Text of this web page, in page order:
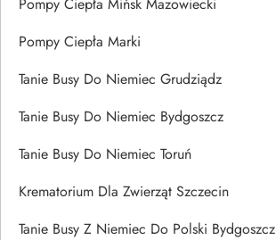
Pompy Ciepła Marki
Tanie Busy Do Niemiec Grudziądz
Tanie Busy Do Niemiec Bydgoszcz
Tanie Busy Do Niemiec Toruń
Krematorium Dla Zwierząt Szczecin
Tanie Busy Z Niemiec Do Polski Bydgoszcz